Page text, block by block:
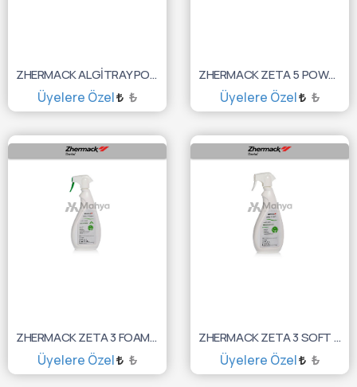
ZHERMACK ALGİTRAY POWDER 1000 GR C400435
Üyelere Özel ₺
SEPETE EKLE
ZHERMACK ZETA 5 POWER ACT 1LT C810040
Üyelere Özel ₺
SEPETE EKLE
ZHERMACK ZETA 3 FOAM 750ML C810025
Üyelere Özel ₺
ZHERMACK ZETA 3 SOFT YÜZEY DEZ. 750ML C810023
Üyelere Özel ₺